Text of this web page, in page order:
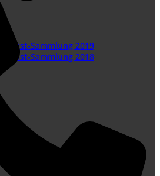
Podcast-Sammlung 2019
Podcast-Sammlung 2018